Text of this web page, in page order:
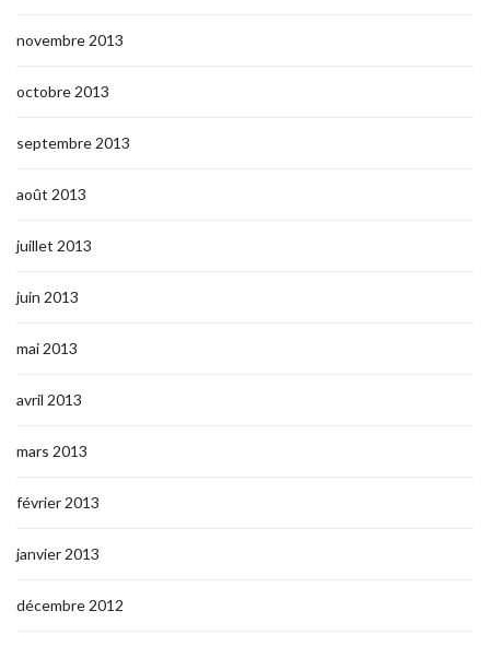
novembre 2013
octobre 2013
septembre 2013
août 2013
juillet 2013
juin 2013
mai 2013
avril 2013
mars 2013
février 2013
janvier 2013
décembre 2012